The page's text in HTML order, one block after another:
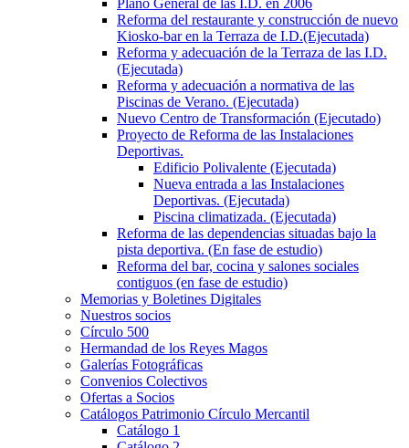
Plano General de las I.D. en 2006
Reforma del restaurante y construcción de nuevo
Kiosko-bar en la Terraza de I.D.(Ejecutada)
Reforma y adecuación de la Terraza de las I.D.
(Ejecutada)
Reforma y adecuación a normativa de las
Piscinas de Verano. (Ejecutada)
Nuevo Centro de Transformación (Ejecutado)
Proyecto de Reforma de las Instalaciones
Deportivas.
Edificio Polivalente (Ejecutada)
Nueva entrada a las Instalaciones
Deportivas. (Ejecutada)
Piscina climatizada. (Ejecutada)
Reforma de las dependencias situadas bajo la
pista deportiva. (En fase de estudio)
Reforma del bar, cocina y salones sociales
contiguos (en fase de estudio)
Memorias y Boletines Digitales
Nuestros socios
Círculo 500
Hermandad de los Reyes Magos
Galerías Fotográficas
Convenios Colectivos
Ofertas a Socios
Catálogos Patrimonio Círculo Mercantil
Catálogo 1